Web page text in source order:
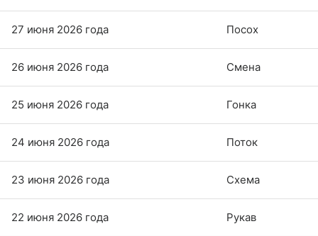
27 июня 2026 года Посох
26 июня 2026 года Смена
25 июня 2026 года Гонка
24 июня 2026 года Поток
23 июня 2026 года Схема
22 июня 2026 года Рукав